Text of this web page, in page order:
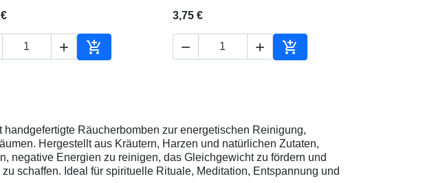
 
In den Warenkorb
3,75 €
  
In den Warenkorb
handgefertigte Räucherbomben zur energetischen Reinigung,
Hergestellt aus Kräutern, Harzen und natürlichen Zutaten,
negative Energien zu reinigen, das Gleichgewicht zu fördern und
schaffen. Ideal für spirituelle Rituale, Meditation, Entspannung und